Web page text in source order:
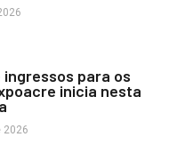
para os
inicia nesta
2026